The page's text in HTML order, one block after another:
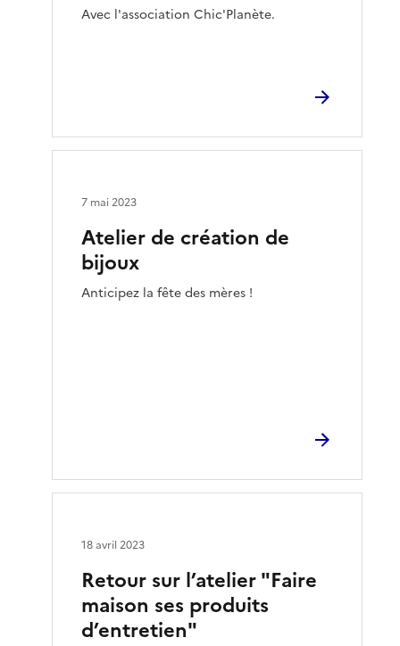
Avec l'association Chic'Planète.
Atelier de création de
bijoux
Anticipez la fête des mères !
7 mai 2023
Retour sur l’atelier "Faire
maison ses produits
d’entretien"
18 avril 2023